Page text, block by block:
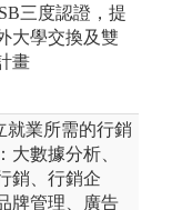
三度認證，提
大學交換及雙
畫
就業所需的行銷
大數據分析、
銷、行銷企
牌管理、廣告